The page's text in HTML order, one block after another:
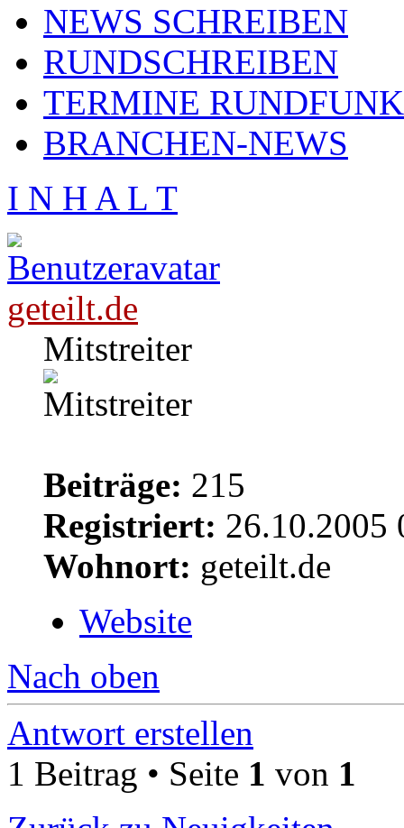
NEWS SCHREIBEN
RUNDSCHREIBEN
TERMINE RUNDFUNK
BRANCHEN-NEWS
I N H A L T
geteilt.de
Mitstreiter
Beiträge: 215
Registriert: 26.10.2005
Wohnort: geteilt.de
Website
Nach oben
Antwort erstellen
1 Beitrag • Seite 1 von 1